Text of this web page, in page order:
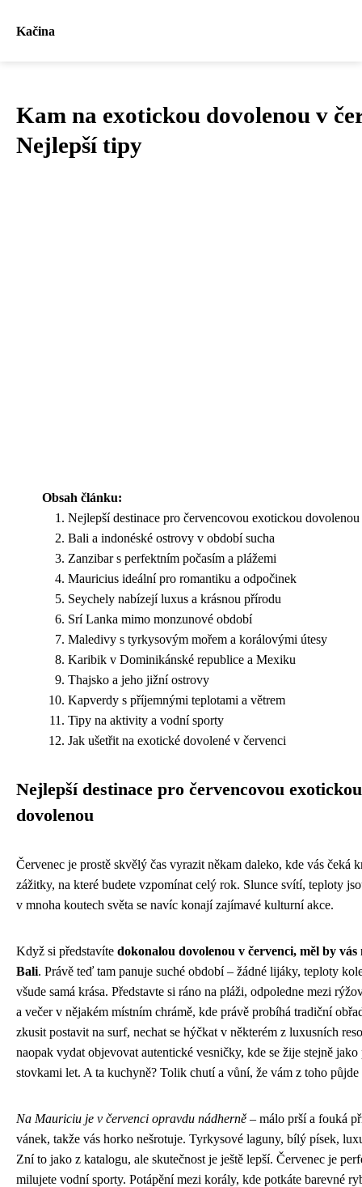
Kačina
Kam na exotickou dovolenou v
Nejlepší tipy
Obsah článku:
Nejlepší destinace pro červencovou exotickou dovolenou
Bali a indonéské ostrovy v období sucha
Zanzibar s perfektním počasím a plážemi
Mauricius ideální pro romantiku a odpočinek
Seychely nabízejí luxus a krásnou přírodu
Srí Lanka mimo monzunové období
Maledivy s tyrkysovým mořem a korálovými útesy
Karibik v Dominikánské republice a Mexiku
Thajsko a jeho jižní ostrovy
Kapverdy s příjemnými teplotami a větrem
Tipy na aktivity a vodní sporty
Jak ušetřit na exotické dovolené v červenci
Nejlepší destinace pro červencovou exotickou
dovolenou
Červenec je prostě skvělý čas vyrazit někam daleko, kde vás čeká
zážitky, na které budete vzpomínat celý rok. Slunce svítí, teploty
v mnoha koutech světa se navíc konají zajímavé kulturní akce.
Když si představíte dokonalou dovolenou v červenci, měl by
Bali. Právě teď tam panuje suché období – žádné lijáky, teploty
všude samá krása. Představte si ráno na pláži, odpoledne mezi
a večer v nějakém místním chrámě, kde právě probíhá tradiční
zkusit postavit na surf, nechat se hýčkat v některém z luxusních
naopak vydat objevovat autentické vesničky, kde se žije stejně jako
stovkami let. A ta kuchyně? Tolik chutí a vůní, že vám z toho
Na Mauriciu je v červenci opravdu nádherně – málo prší a fouká
vánek, takže vás horko nešrotuje. Tyrkysové laguny, bílý písek,
Zní to jako z katalogu, ale skutečnost je ještě lepší. Červenec je
milujete vodní sporty. Potápění mezi korály, kde potkáte barevné